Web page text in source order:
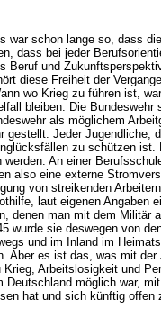
schon lange so, dass
dass bei jeder
und
diese Freiheit der
wo Krieg zu führen ist,
bleiben. Die
als möglichem
Jeder Jugendliche,
zu schützen
An einer
also eine externe
von streikenden
laut eigenen Angaben
denen man mit dem Militär
sie deswegen von
und im Inland im
es ist das, was mit
Arbeitslosigkeit und
möglich war,
hat und sich künftig